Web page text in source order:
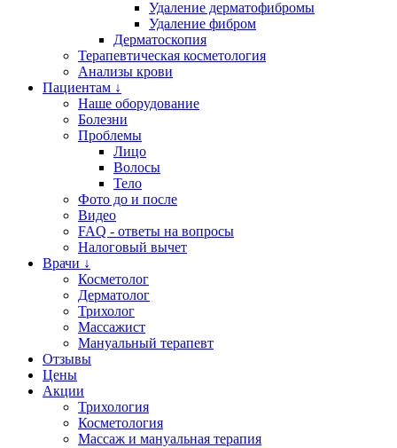
Удаление дерматофибромы
Удаление фибром
Дерматоскопия
Терапевтическая косметология
Анализы крови
Пациентам ↓
Наше оборудование
Болезни
Проблемы
Лицо
Волосы
Тело
Фото до и после
Видео
FAQ - ответы на вопросы
Налоговый вычет
Врачи ↓
Косметолог
Дерматолог
Трихолог
Массажист
Мануальный терапевт
Отзывы
Цены
Акции
Трихология
Косметология
Массаж и мануальная терапия